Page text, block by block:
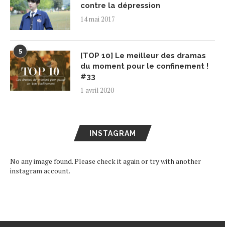
contre la dépression
14 mai 2017
5
[TOP 10] Le meilleur des dramas
du moment pour le confinement !
#33
1 avril 2020
INSTAGRAM
No any image found. Please check it again or try with another
instagram account.